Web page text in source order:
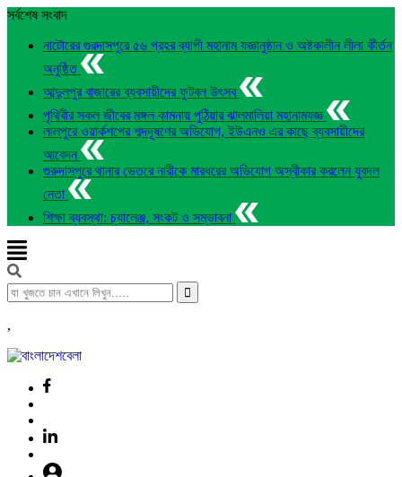
সর্বশেষ সংবাদ
নাটোরের গুরদাসপুরে ৫৬ প্রহর ব্যাপী মহানাম যজ্ঞানুষ্ঠান ও অষ্টকালীন লীলা কীর্তন
অনুষ্ঠিত
আব্দুলপুর বাজারের ব্যবসায়ীদের ফুটবল উৎসব
পৃথিবীর সকল জীবের মঙ্গল কামনায় পুঠিয়ার ঝালমালিয়া মহানামযজ্ঞ
লালপুরে ওয়ার্কশপের শব্দদূষণের অভিযোগ, ইউএনও এর কাছে ব্যবসায়ীদের
আবেদন
গুরুদাসপুরে থানার ভেতরে নারীকে মারধরের অভিযোগ অস্বীকার করলেন যুবদল
নেতা
শিক্ষা ব্যবস্থা: চ্যালেঞ্জ, সংকট ও সম্ভাবনা
,